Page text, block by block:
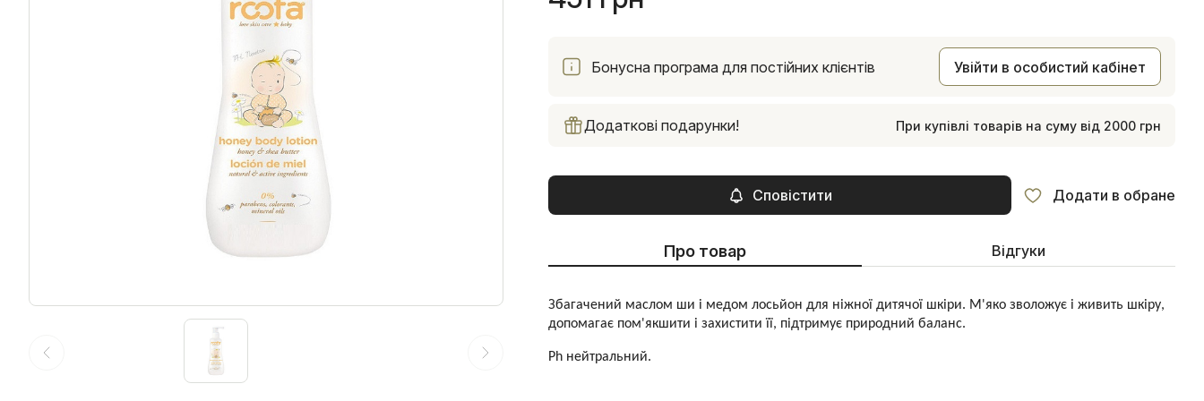
Бонусна програма для постійних клієнтів Увійти в особистий кабінет
Додаткові подарунки! При купівлі товарів на суму від 2000 грн
Сповістити Додати в обране
Про товар Відгуки
Збагачений маслом ши і медом лосьйон для ніжної дитячої шкіри. М'яко зволожує і живить шкіру,
допомагає пом'якшити і захистити її, підтримує природний баланс.
Ph нейтральний.